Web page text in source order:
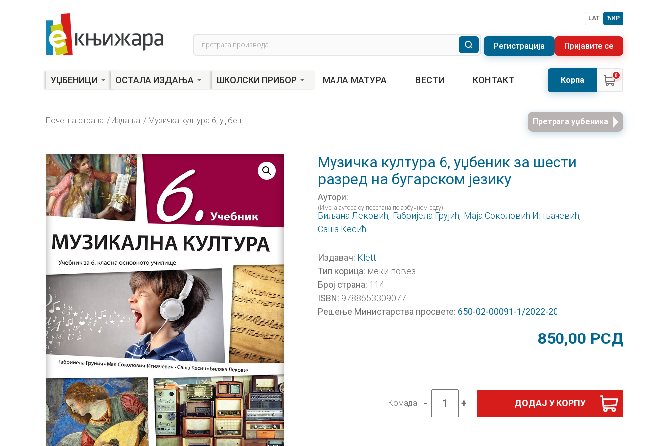
LAT ЋИР
Products
search
Регистрација Пријавите се
УЏБЕНИЦИ ОСТАЛА ИЗДАЊА ШКОЛСКИ ПРИБОР МАЛА МАТУРА ВЕСТИ КОНТАКТ Корпа 0
Почетна страна Издања Претрага уџбеника
Музичка култура 6, уџбеник за шести
разред на бугарском језику
Аутори:
(Имена аутора су поређана по азбучном реду)
Биљана Лековић, Габријела Грујић, Маја Соколовић Игњачевић,
Саша Кесић
Издавач: Klett
Тип корица: меки повез
Број страна: 114
ISBN: 9788653309077
Решење Министарства просвете: 650-02-00091-1/2022-20
850,00 РСД
Комада -
Музичка
култура
+ ДОДАЈ У КОРПУ